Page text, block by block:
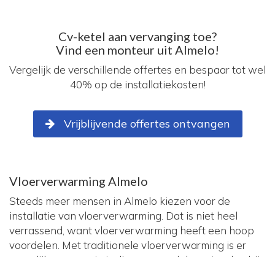
Cv-ketel aan vervanging toe?
Vind een monteur uit Almelo!
Vergelijk de verschillende offertes en bespaar tot wel
40% op de installatiekosten!
Vrijblijvende offertes ontvangen
Vloerverwarming Almelo
Steeds meer mensen in Almelo kiezen voor de
installatie van vloerverwarming. Dat is niet heel
verrassend, want vloerverwarming heeft een hoop
voordelen. Met traditionele vloerverwarming is er